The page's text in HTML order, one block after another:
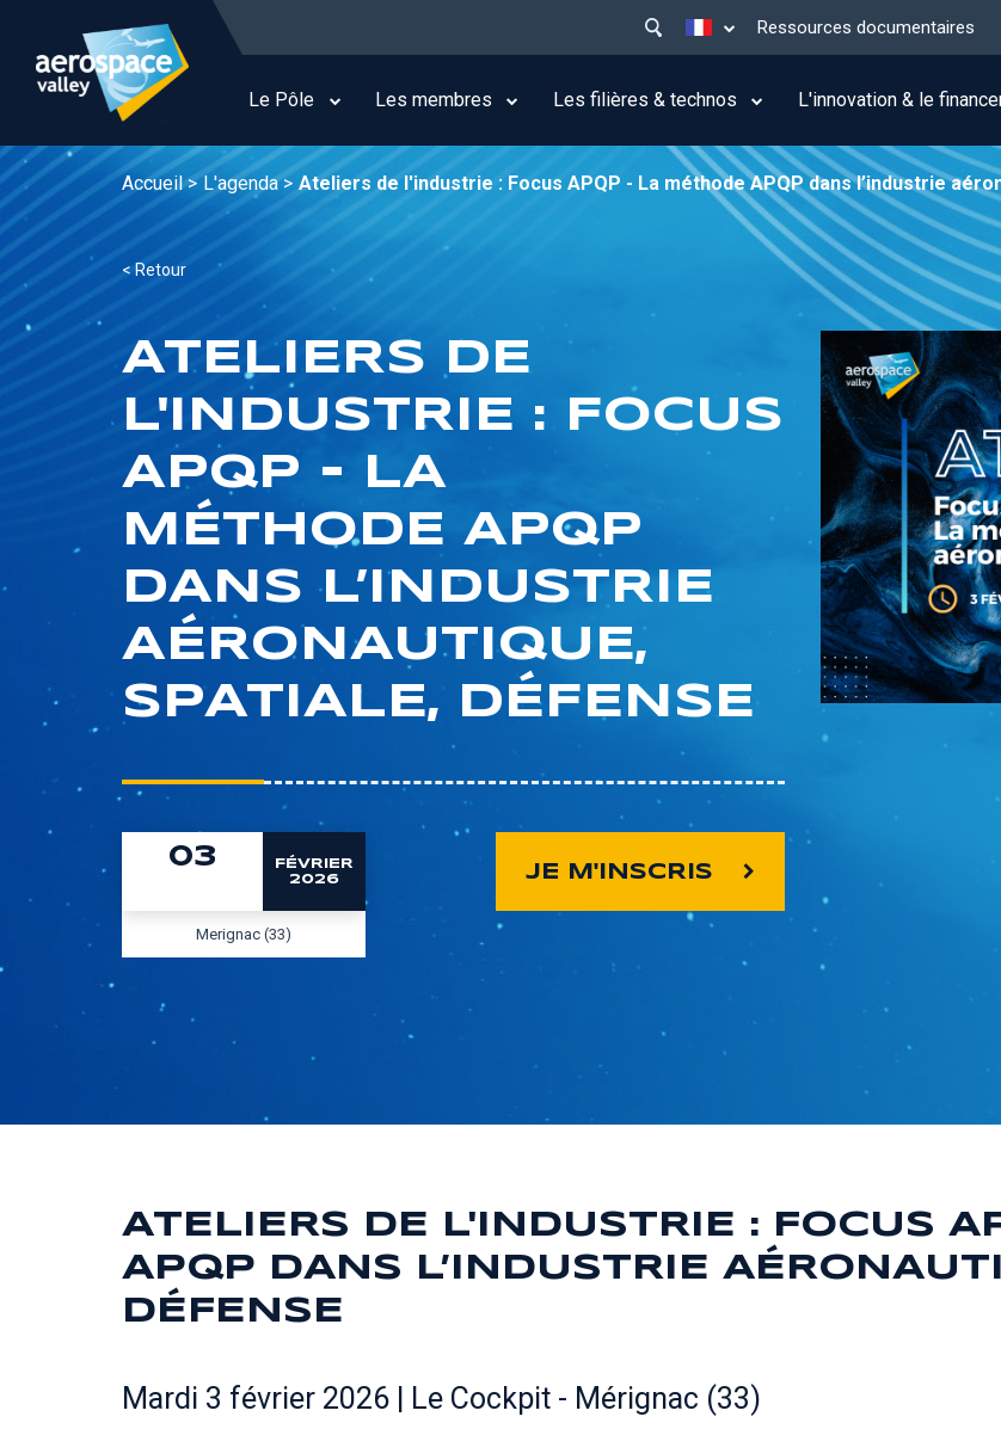
contenu
principal
Lister les actions
menu
top
Ressources documentaires
navigation
Le Pôle Les membres Les filières & technos L'innovation & le
Accueil > L'agenda > Ateliers de l'industrie : Focus APQP - La méthode APQP dans l’industrie
< Retour
ATELIERS DE
L'INDUSTRIE : FOCUS
APQP - LA
MÉTHODE APQP
DANS L’INDUSTRIE
AÉRONAUTIQUE,
SPATIALE, DÉFENSE
03
FÉVRIER
2026
Merignac (33)
JE M'INSCRIS
ATELIERS DE L'INDUSTRIE : FOCUS
APQP DANS L’INDUSTRIE
DÉFENSE
Mardi 3 février 2026 | Le Cockpit - Mérignac (33)